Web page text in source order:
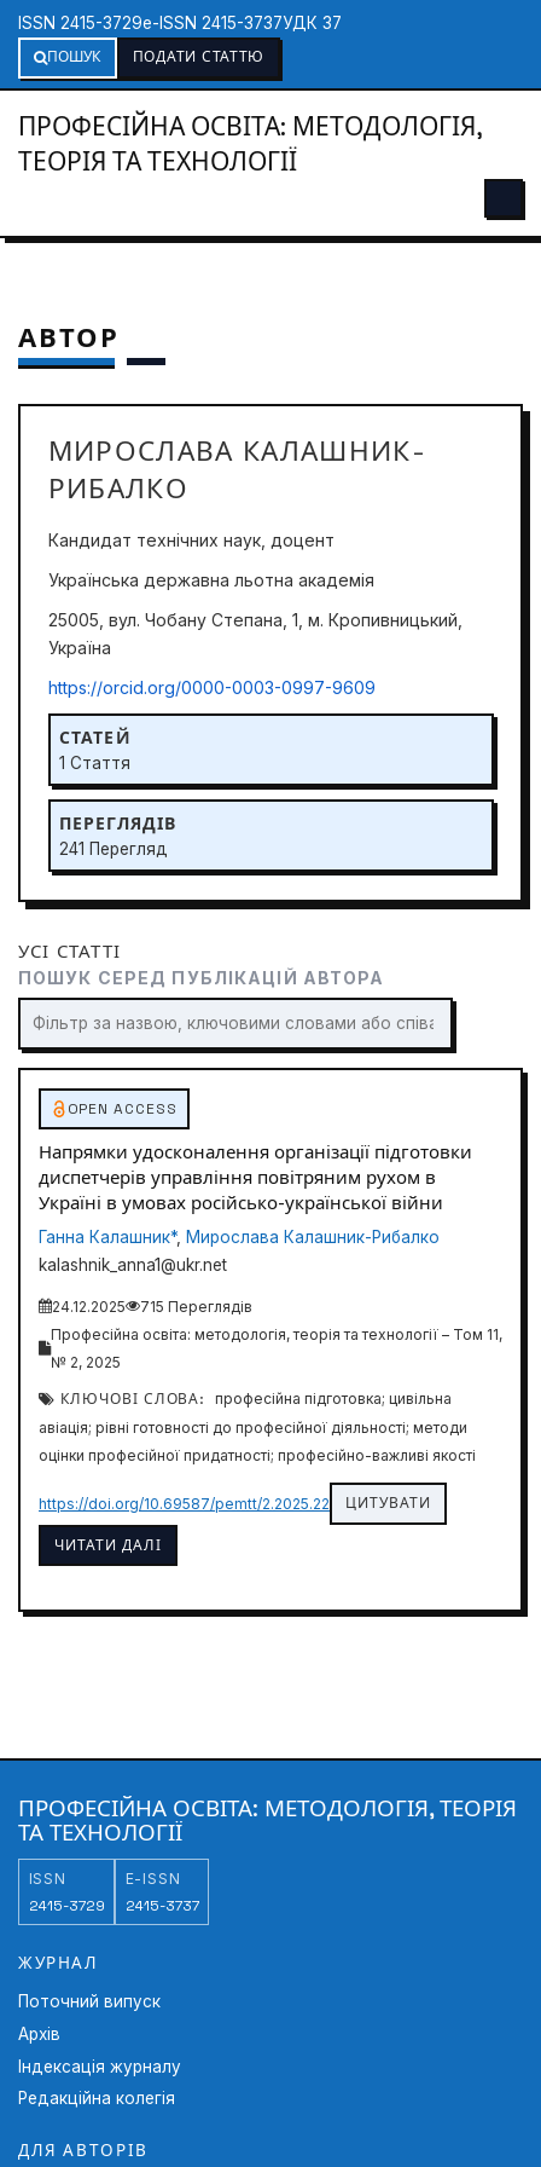
ISSN 2415-3729e-ISSN 2415-3737УДК 37
ПОШУК
ПОДАТИ СТАТТЮ
ПРОФЕСІЙНА ОСВІТА: МЕТОДОЛОГІЯ,
ТЕОРІЯ ТА ТЕХНОЛОГІЇ
АВТОР
МИРОСЛАВА КАЛАШНИК-
РИБАЛКО
Кандидат технічних наук, доцент
Українська державна льотна академія
25005, вул. Чобану Степана, 1, м. Кропивницький,
Україна
https://orcid.org/0000-0003-0997-9609
СТАТЕЙ
1 Стаття
ПЕРЕГЛЯДІВ
241 Перегляд
УСІ СТАТТІ
ПОШУК СЕРЕД ПУБЛІКАЦІЙ АВТОРА
OPEN ACCESS
Напрямки удосконалення організації підготовки
диспетчерів управління повітряним рухом в
Україні в умовах російсько-української війни
Ганна Калашник*, Мирослава Калашник-Рибалко
kalashnik_anna1@ukr.net
24.12.2025
715 Переглядів
Професійна освіта: методологія, теорія та технології – Том 11,
№ 2, 2025
КЛЮЧОВІ СЛОВА:
професійна підготовка; цивільна
авіація; рівні готовності до професійної діяльності; методи
оцінки професійної придатності; професійно-важливі якості
https://doi.org/10.69587/pemtt/2.2025.22 ЦИТУВАТИ
ЧИТАТИ ДАЛІ
ПРОФЕСІЙНА ОСВІТА: МЕТОДОЛОГІЯ, ТЕОРІЯ
ТА ТЕХНОЛОГІЇ
ISSN
2415-3729
E-ISSN
2415-3737
ЖУРНАЛ
Поточний випуск
Архів
Індексація журналу
Редакційна колегія
ДЛЯ АВТОРІВ